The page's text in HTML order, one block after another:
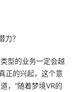
力？
型的业务一定会越
正的兴起，这个意
，“随着梦境VR的